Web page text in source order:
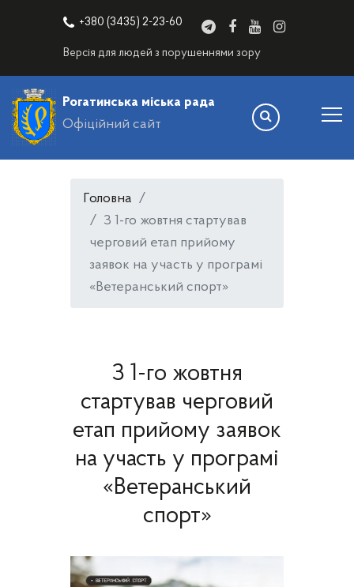
+380 (3435) 2-23-60
Версія для людей з порушеннями зору
Рогатинська міська рада
Офіційний сайт
Головна
З 1-го жовтня стартував
черговий етап прийому
заявок на участь у програмі
«Ветеранський спорт»
З 1-го жовтня
стартував черговий
етап прийому заявок
на участь у програмі
«Ветеранський
спорт»